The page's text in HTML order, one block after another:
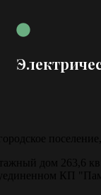
дом 263,6
КП